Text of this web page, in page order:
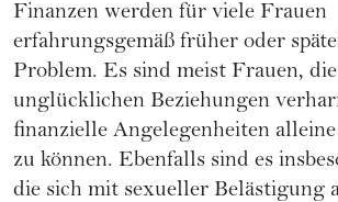
Finanzen werden für viele Frauen
erfahrungsgemäß früher oder
Problem. Es sind meist Frauen,
unglücklichen Beziehungen
finanzielle Angelegenheiten
zu können. Ebenfalls sind es
die sich mit sexueller Belästigung